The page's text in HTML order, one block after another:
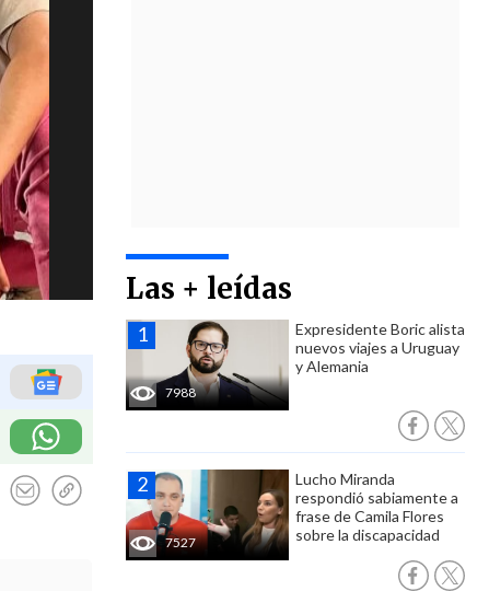
Las + leídas
7988
Expresidente Boric alista
nuevos viajes a Uruguay
y Alemania
7527
Lucho Miranda
respondió sabiamente a
frase de Camila Flores
sobre la discapacidad